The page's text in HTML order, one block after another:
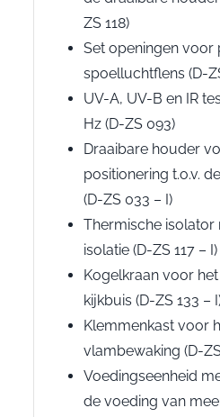
ZS 118)
Set openingen voor
spoelluchtflens (D-
UV-A, UV-B en IR
Hz (D-ZS 093)
Draaibare houder
positionering t.o.v.
(D-ZS 033 – I)
Thermische isolator
isolatie (D-ZS 117 – I)
Kogelkraan voor
kijkbuis (D-ZS 133 –
Klemmenkast voor
vlambewaking (D-
Voedingseenheid
de voeding van